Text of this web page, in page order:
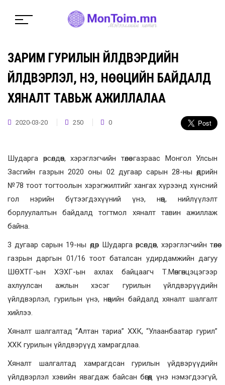
ЗАРИМ ГУРИЛЫН ҮЙЛДВЭРҮҮДИЙН
ҮЙЛДВЭРЛЭЛ, ҮНЭ, НӨӨЦИЙН БАЙДАЛД
ХЯНАЛТ ТАВЬЖ АЖИЛЛАЛАА
2020-03-20 250 0
Шударга өрсөлдөөн, хэрэглэгчийн төлөө газраас Монгол Улсын
Засгийн газрын 2020 оны 02 дугаар сарын 28-ны өдрийн
№78 тоот тогтоолын хэрэгжилтийг хангах хүрээнд хүнсний
гол нэрийн бүтээгдэхүүний үнэ, нөөц, нийлүүлэлт
борлуулалтын байдалд тогтмол хяналт тавин ажиллаж
байна.
3 дугаар сарын 19-ны өдөр Шударга өрсөлдөөн, хэрэглэгчийн төлөө
газрын даргын 01/16 тоот баталсан удирдамжийн дагуу
ШӨХТГ-ын ХЭХГ-ын ахлах байцаагч Т.Мөнгөнцэцэгээр
ахлуулсан ажлын хэсэг гурилын үйлдвэрүүдийн
үйлдвэрлэл, гурилын үнэ, нөөцийн байдалд хяналт шалгалт
хийлээ.
Хяналт шалгалтад “Алтан тариа” ХХК, “Улаанбаатар гурил”
ХХК гурилын үйлдвэрүүд хамрагдлаа.
Хяналт шалгалтад хамрагдсан гурилын үйдвэрүүдийн
үйлдвэрлэл хэвийн явагдаж байсан бөгөөд үнэ нэмэгдээгүй,